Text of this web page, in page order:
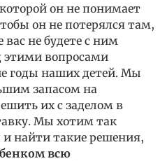
он не понимает
он не потерялся там,
не будете с ним
вопросами
годы наших детей. Мы
запасом на
их с заделом в
Мы хотим так
и найти такие решения,
всю